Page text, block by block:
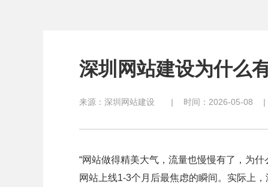
深圳网站建设为什么
来源： 深圳网站建设 | 时间：2026-05-08 |
“网站做得精美大气，流量也慢慢有了，为
网站上线1-3个月后最焦虑的瞬间。实际上